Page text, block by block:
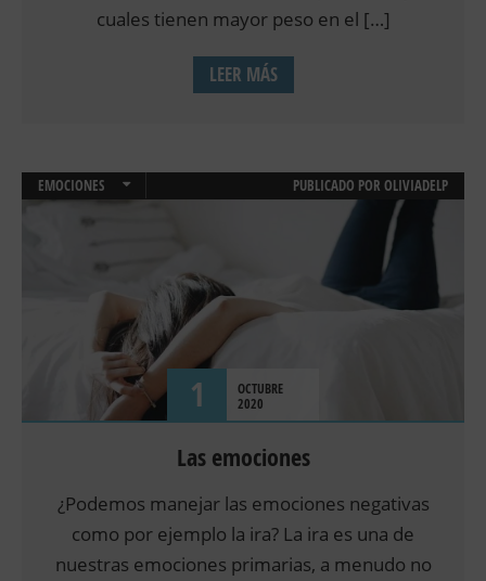
cuales tienen mayor peso en el […]
LEER MÁS
EMOCIONES
PUBLICADO POR OLIVIADELP
1
OCTUBRE
2020
Las emociones
¿Podemos manejar las emociones negativas
como por ejemplo la ira? La ira es una de
nuestras emociones primarias, a menudo no